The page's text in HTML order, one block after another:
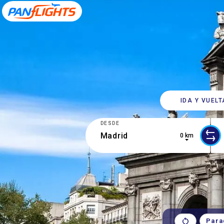
IDA Y
0 results are available, use up and
DESDE
0 km
1